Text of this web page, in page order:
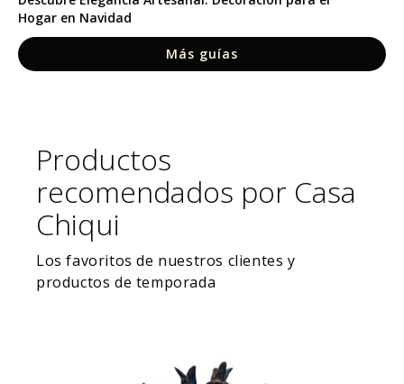
Hogar en Navidad
Más guías
Productos
recomendados por Casa
Chiqui
Los favoritos de nuestros clientes y
productos de temporada